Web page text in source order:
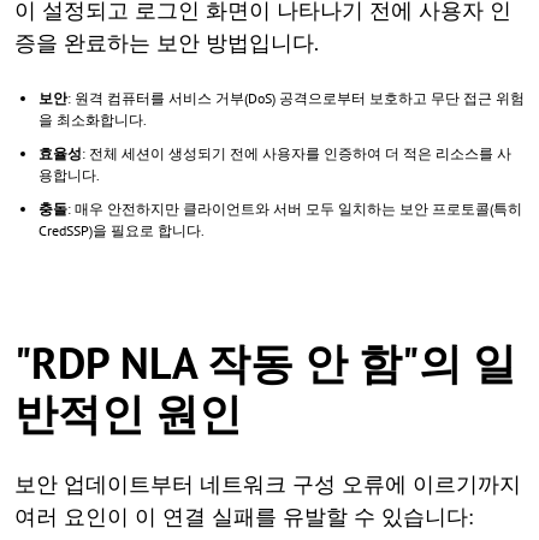
이 설정되고 로그인 화면이 나타나기 전에 사용자 인
증을 완료하는 보안 방법입니다.
보안: 원격 컴퓨터를 서비스 거부(DoS) 공격으로부터 보호하고 무단 접근 위험
을 최소화합니다.
효율성: 전체 세션이 생성되기 전에 사용자를 인증하여 더 적은 리소스를 사
용합니다.
충돌: 매우 안전하지만 클라이언트와 서버 모두 일치하는 보안 프로토콜(특히
CredSSP)을 필요로 합니다.
"RDP NLA 작동 안 함"의 일
반적인 원인
보안 업데이트부터 네트워크 구성 오류에 이르기까지
여러 요인이 이 연결 실패를 유발할 수 있습니다: